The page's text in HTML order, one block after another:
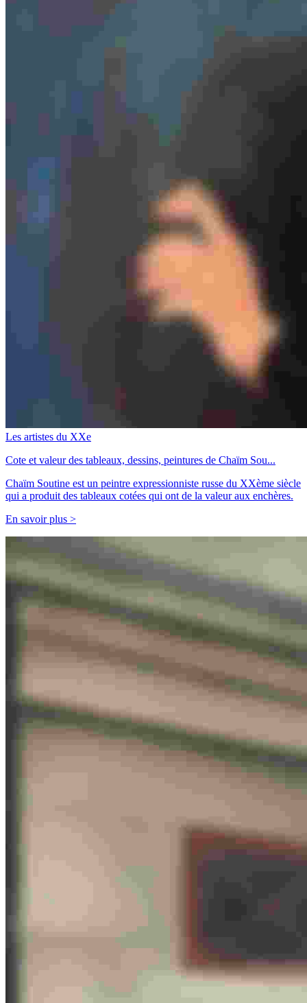
Les artistes du XXe
Cote et valeur des tableaux, dessins, peintures de Chaïm Sou...
Chaïm Soutine est un peintre expressionniste russe du XXème siècle
qui a produit des tableaux cotées qui ont de la valeur aux enchères.
En savoir plus >